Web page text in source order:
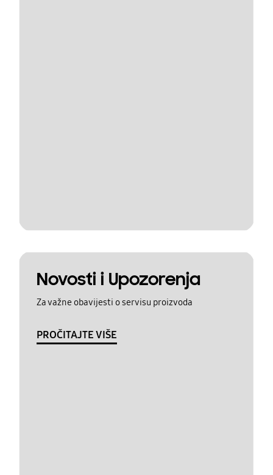
Novosti i Upozorenja
Za važne obavijesti o servisu proizvoda
PROČITAJTE VIŠE